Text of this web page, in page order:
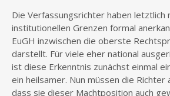
Die Verfassungsrichter haben letztlich
institutionellen Grenzen formal
EuGH inzwischen die oberste
darstellt. Für viele eher national
ist diese Erkenntnis zunächst einmal
ein heilsamer. Nun müssen die Richter
dass sie dieser Machtposition auch